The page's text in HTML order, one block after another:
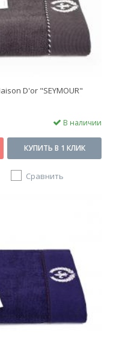
D'or "SEYMOUR"
В наличии
КУПИТЬ В 1 КЛИК
Сравнить